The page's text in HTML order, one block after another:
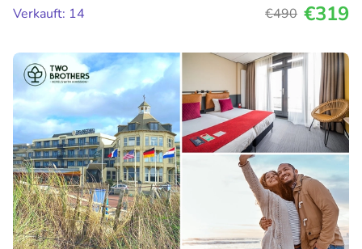
Verkauft: 14
€490 €319